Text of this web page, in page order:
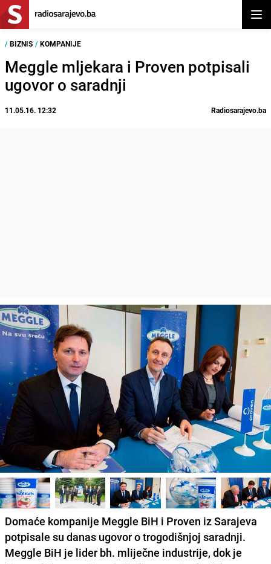
/ BIZNIS / KOMPANIJE
Meggle mljekara i Proven potpisali
ugovor o saradnji
11.05.16. 12:32 Radiosarajevo.ba
Domaće kompanije Meggle BiH i Proven iz Sarajeva
potpisale su danas ugovor o trogodišnjoj saradnji.
Meggle BiH je lider bh. mliječne industrije, dok je